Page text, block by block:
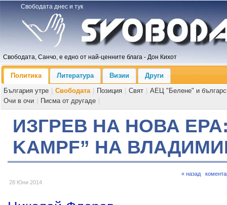
Свободата днес и тук
Свободата, Санчо, е едно от най-ценните блага - Дон Кихот
Политика Литература Визии
Други
България утре
Свободата Позиция Свят
АЕЦ "Белене" и
Очи в очи
Писма от другаде
ИЗГРЕВ НА НОВА ЕРА:
KAMPF” НА
28 Юни 2014
« назад